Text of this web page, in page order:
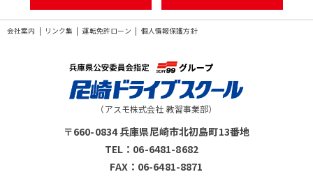
会社案内 リンク集 運転免許ローン 個人情報保護方針
〒660-0834 兵庫県尼崎市北初島町13番地
TEL：06-6481-8682
FAX：06-6481-8871